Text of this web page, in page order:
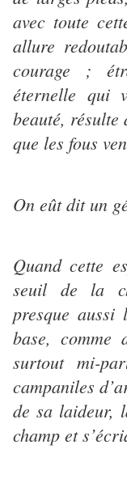
avec toute
allure
courage ;
éternelle qui
beauté, résulte
que les fous
On eût dit un
Quand cette
seuil de la
presque
base,
surtout mi-
campaniles
de sa laideur,
champ et